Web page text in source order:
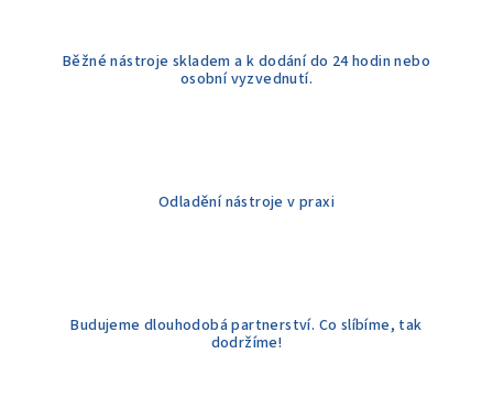
Běžné nástroje skladem a k dodání do 24 hodin nebo
osobní vyzvednutí.
Odladění nástroje v praxi
Budujeme dlouhodobá partnerství. Co slíbíme, tak
dodržíme!